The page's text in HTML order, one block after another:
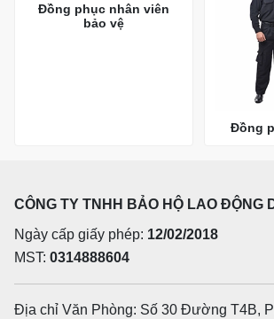
Đồng phục nhân viên
bảo vệ
Đồng
CÔNG TY TNHH BẢO HỘ LAO ĐỘNG
Ngày cấp giấy phép: 12/02/2018
MST: 0314888604
Địa chỉ Văn Phòng: Số 30 Đường T4B,